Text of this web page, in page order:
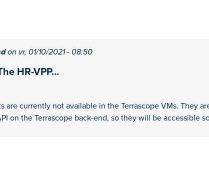
on vr, 01/10/2021 - 08:50
HR-VPP…
are currently not available in the Terrascope VMs. They
on the Terrascope back-end, so they will be accessible